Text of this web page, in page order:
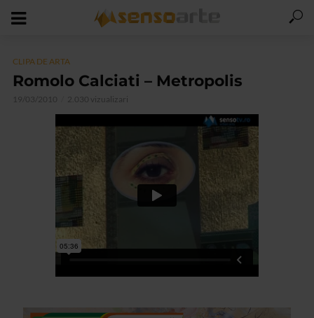
CLIPA DE ARTA
Romolo Calciati – Metropolis
19/03/2010 2.030 vizualizari